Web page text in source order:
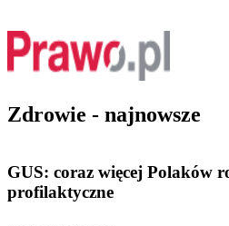
Zdrowie - najnowsze
GUS: coraz więcej Polaków
profilaktyczne